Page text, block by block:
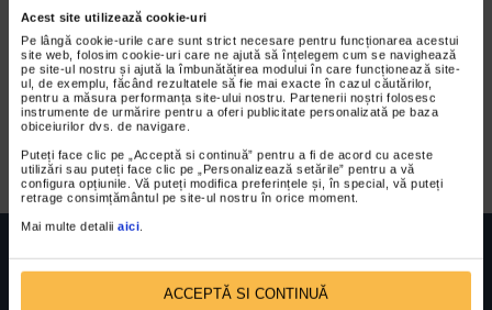
Acest site utilizează cookie-uri
Pe lângă cookie-urile care sunt strict necesare pentru funcționarea acestui
site web, folosim cookie-uri care ne ajută să înțelegem cum se navighează
pe site-ul nostru și ajută la îmbunătățirea modului în care funcționează site-
ul, de exemplu, făcând rezultatele să fie mai exacte în cazul căutărilor,
pentru a măsura performanța site-ului nostru. Partenerii noștri folosesc
instrumente de urmărire pentru a oferi publicitate personalizată pe baza
obiceiurilor dvs. de navigare.
Puteți face clic pe „Acceptă si continuă” pentru a fi de acord cu aceste
utilizări sau puteți face clic pe „Personalizează setările” pentru a vă
configura opțiunile. Vă puteți modifica preferințele și, în special, vă puteți
retrage consimțământul pe site-ul nostru în orice moment.
Mai multe detalii aici
ACCEPTĂ SI CONTINUĂ
Conferinta ‘Spatele omului’
de George Banu